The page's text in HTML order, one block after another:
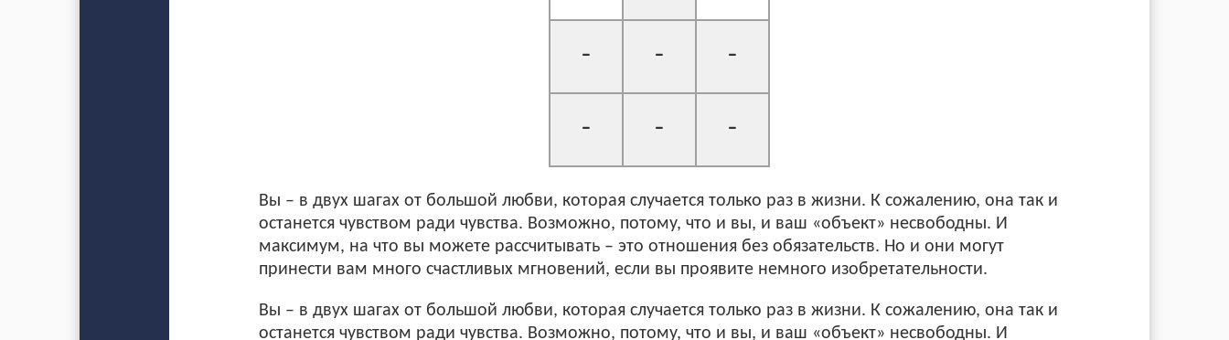
- - -
- - -
Вы – в двух шагах от большой любви, которая случается только раз в жизни. К сожалению, она так и
останется чувством ради чувства. Возможно, потому, что и вы, и ваш «объект» несвободны. И
максимум, на что вы можете рассчитывать – это отношения без обязательств. Но и они могут
принести вам много счастливых мгновений, если вы проявите немного изобретательности.
Вы – в двух шагах от большой любви, которая случается только раз в жизни. К сожалению, она так и
останется чувством ради чувства. Возможно, потому, что и вы, и ваш «объект» несвободны. И